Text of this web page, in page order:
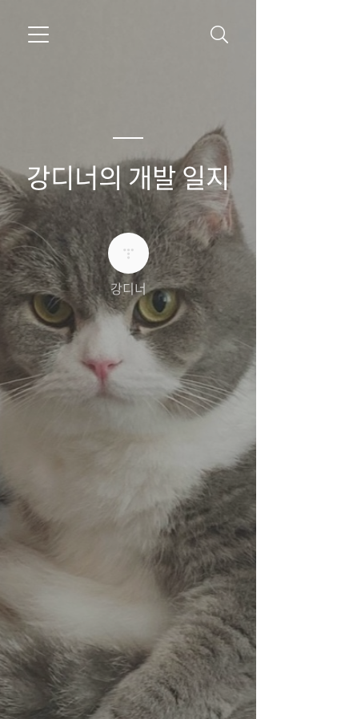
강디너의 개발 일지
강디너